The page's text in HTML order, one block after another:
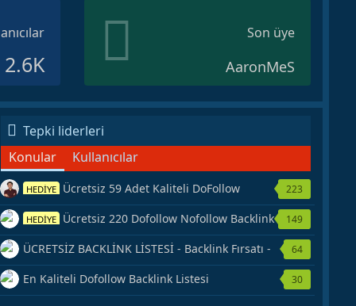
2.6K
Son üye
AaronMeS
Tepki liderleri
Konular
Kullanıcılar
HEDİYE Ücretsiz 59 Adet Kaliteli DoFollow
Backlink Kaynağı Veriyorum.
223
HEDİYE Ücretsiz 220 Dofollow Nofollow Backlink
Veriyorum
149
ÜCRETSİZ BACKLİNK LİSTESİ - Backlink Fırsatı -
Hemen Yetiş!
64
En Kaliteli Dofollow Backlink Listesi 30